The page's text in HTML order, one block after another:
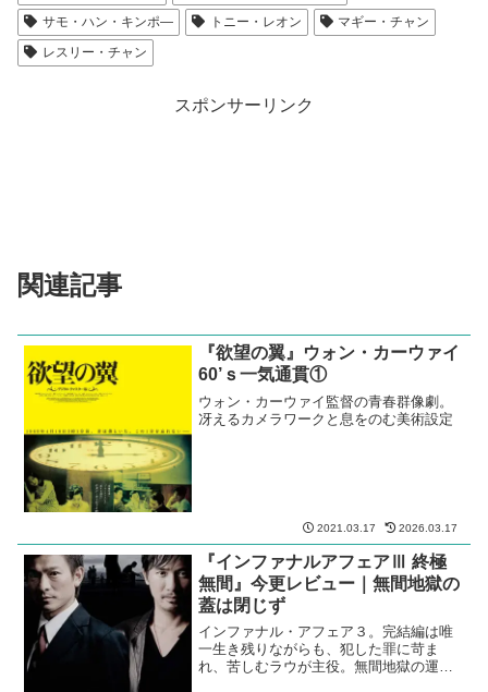
サモ・ハン・キンポ―
トニー・レオン
マギー・チャン
レスリー・チャン
スポンサーリンク
関連記事
『欲望の翼』ウォン・カーウァイ
60’ｓ一気通貫①
ウォン・カーウァイ監督の青春群像劇。
冴えるカメラワークと息をのむ美術設定
2021.03.17 2026.03.17
『インファナルアフェアⅢ 終極
無間』今更レビュー｜無間地獄の
蓋は閉じず
インファナル・アフェア３。完結編は唯
一生き残りながらも、犯した罪に苛ま
れ、苦しむラウが主役。無間地獄の運命